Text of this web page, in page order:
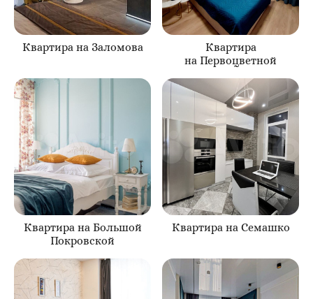
Квартира на Заломова
Квартира
на Первоцветной
Квартира на Большой
Покровской
Квартира на Семашко